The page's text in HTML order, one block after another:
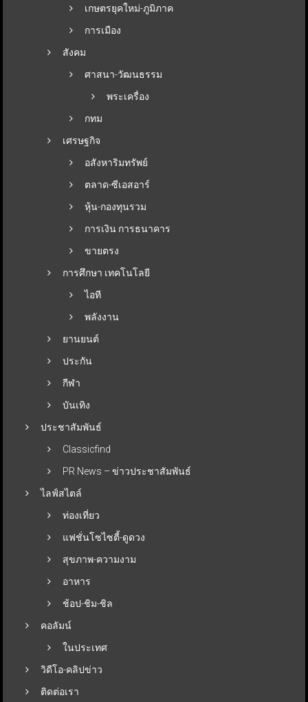
เกษตรยุคใหม่-ภูมิภาค
การเมือง
สังคม
ศาสนา-วัฒนธรรม
พระเครื่อง
กทม
เศรษฐกิจ
อสังหาริมทรัพย์
ตลาด-ซีเอสอาร์
หุ้น-กองทุนรวม
การเงิน การธนาคาร
ขายตรง
การศึกษา เทคโนโลยี
ไอที
พลังงาน
ยานยนต์
ประกัน
กีฬา
บันเทิง
ประชาสัมพันธ์
Classicfind
PR News – ข่าวประชาสัมพันธ์
ไลฟ์สไตล์
ท่องเที่ยว
แฟชั่นโซไซตี้-ดูดวง
สุขภาพ-ความงาม
อาหาร
ช้อป-ชิม-ชิล
คอลัมน์
ในประเทศ
วิดีโอ-คลิปข่าว
ติดต่อเรา